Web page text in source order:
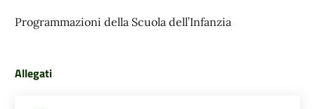
Programmazioni della Scuola dell’Infanzia
Allegati